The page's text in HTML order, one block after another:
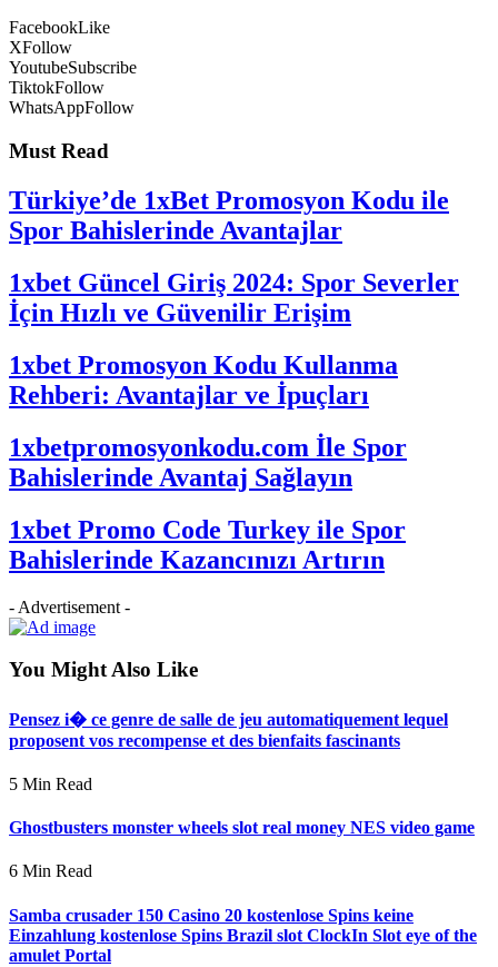
FacebookLike
XFollow
YoutubeSubscribe
TiktokFollow
WhatsAppFollow
Must Read
Türkiye’de 1xBet Promosyon Kodu ile
Spor Bahislerinde Avantajlar
1xbet Güncel Giriş 2024: Spor Severler
İçin Hızlı ve Güvenilir Erişim
1xbet Promosyon Kodu Kullanma
Rehberi: Avantajlar ve İpuçları
1xbetpromosyonkodu.com İle Spor
Bahislerinde Avantaj Sağlayın
1xbet Promo Code Turkey ile Spor
Bahislerinde Kazancınızı Artırın
- Advertisement -
You Might Also Like
Pensez i� ce genre de salle de jeu automatiquement lequel
proposent vos recompense et des bienfaits fascinants
5 Min Read
Ghostbusters monster wheels slot real money NES video game
6 Min Read
Samba crusader 150 Casino 20 kostenlose Spins keine
Einzahlung kostenlose Spins Brazil slot ClockIn Slot eye of the
amulet Portal